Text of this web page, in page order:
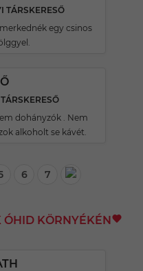
TÁRSKERESŐ
egy csinos
dohányzók . Nem
alkoholt se kávét.
6 7
ÓHID KÖRNYÉKÉN